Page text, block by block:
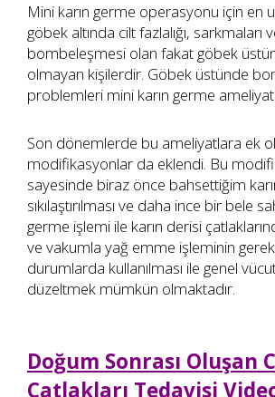
Mini karın germe operasyonu için en
göbek altında cilt fazlalığı, sarkmaları
bombeleşmesi olan fakat göbek
olmayan kişilerdir. Göbek üstünde
problemleri mini karın germe
Son dönemlerde bu ameliyatlara ek
modifikasyonlar da eklendi. Bu
sayesinde biraz önce bahsettiğim
sıkılaştırılması ve daha ince bir bele
germe işlemi ile karın derisi
ve vakumla yağ emme işleminin
durumlarda kullanılması ile genel
düzeltmek mümkün olmaktadır.
Doğum Sonrası Oluşan
Çatlakları Tedavisi